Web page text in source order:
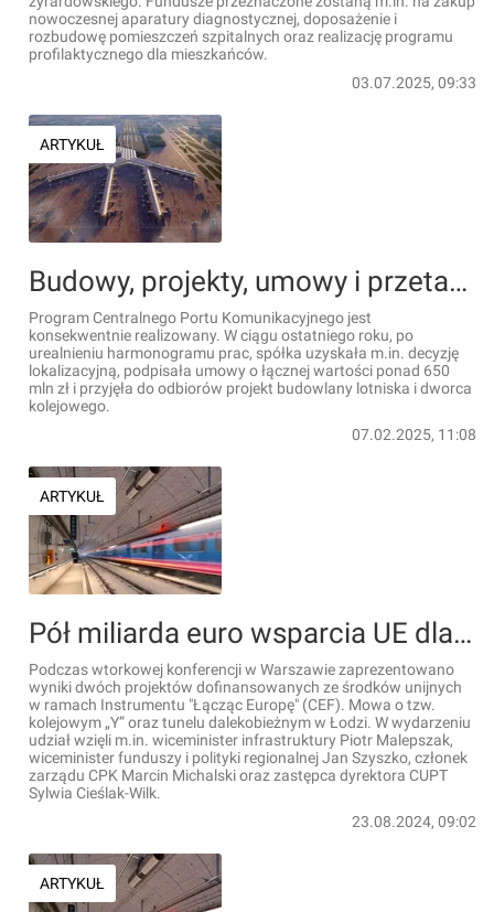
nowoczesnej aparatury diagnostycznej, doposażenie i
rozbudowę pomieszczeń szpitalnych oraz realizację programu
profilaktycznego dla mieszkańców.
03.07.2025, 09:33
ARTYKUŁ
Budowy, projekty, umowy i przetargi. Co się dzieje w projekcie CPK? [RAPORT]
Program Centralnego Portu Komunikacyjnego jest
konsekwentnie realizowany. W ciągu ostatniego roku, po
urealnieniu harmonogramu prac, spółka uzyskała m.in. decyzję
lokalizacyjną, podpisała umowy o łącznej wartości ponad 650
mln zł i przyjęła do odbiorów projekt budowlany lotniska i dworca
kolejowego.
07.02.2025, 11:08
ARTYKUŁ
Pół miliarda euro wsparcia UE dla dwóch wielkich inwestycji kolejowych w ramach CPK
Podczas wtorkowej konferencji w Warszawie zaprezentowano
wyniki dwóch projektów dofinansowanych ze środków unijnych
w ramach Instrumentu "Łącząc Europę" (CEF). Mowa o tzw.
kolejowym „Y” oraz tunelu dalekobieżnym w Łodzi. W wydarzeniu
udział wzięli m.in. wiceminister infrastruktury Piotr Malepszak,
wiceminister funduszy i polityki regionalnej Jan Szyszko, członek
zarządu CPK Marcin Michalski oraz zastępca dyrektora CUPT
Sylwia Cieślak-Wilk.
23.08.2024, 09:02
ARTYKUŁ